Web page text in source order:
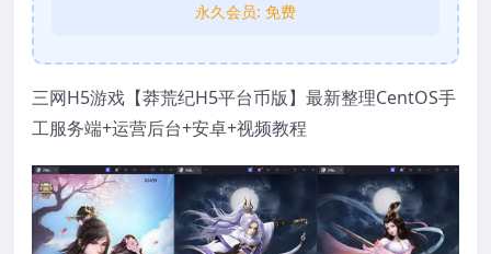
永久会员: 免费
三网H5游戏【莽荒纪H5平台币版】最新整理CentOS手
工服务端+运营后台+安卓+视频教程